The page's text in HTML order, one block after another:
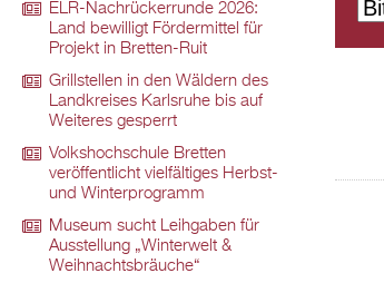
ELR-Nachrückerrunde 2026:
Land bewilligt Fördermittel für
Projekt in Bretten-Ruit
Grillstellen in den Wäldern des
Landkreises Karlsruhe bis auf
Weiteres gesperrt
Volkshochschule Bretten
veröffentlicht vielfältiges Herbst-
und Winterprogramm
Museum sucht Leihgaben für
Ausstellung „Winterwelt &
Weihnachtsbräuche“